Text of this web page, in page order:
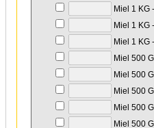
Miel 1 KG
Miel 1 KG
Miel 1 KG
Miel 500
Miel 500
Miel 500
Miel 500
Miel 500